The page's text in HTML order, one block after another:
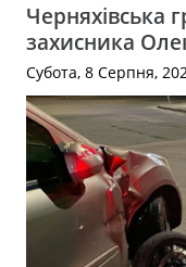
Черняхівська
захисника
Субота, 8 Серпня,